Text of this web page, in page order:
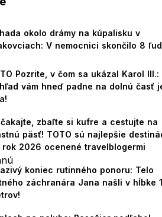
okolo drámy na kúpalisku v
V nemocnici skončilo 8
Pozrite, v čom sa ukázal Karol III.:
vám hneď padne na dolnú časť
zbaľte si kufre a cestujte na
päsť! TOTO sú najlepšie
rok 2026 ocenené travelblogermi
koniec rutinného ponoru: Telo
záchranára Jana našli v hĺbke